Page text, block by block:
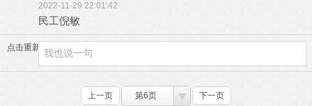
2022-11-29 22:01:42
民工倪敏
点击重新加载
上一页 第6页 下一页